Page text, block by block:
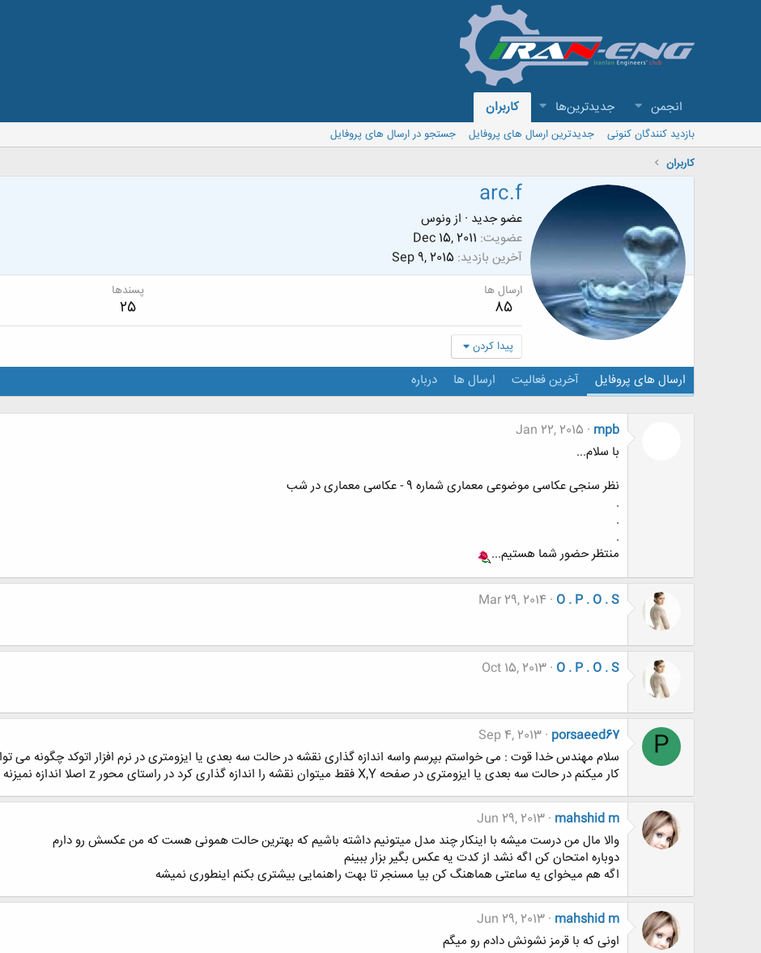
انجمن جدیدترین‌ها کاربران
بازدید کنندگان کنونی جدیدترین ارسال های پروفایل
جستجو در ارسال های پروفایل
کاربران
arc.f
عضو جدید · ازونوس
عضویت Dec 15, 2011
آخرین بازدید Sep 9, 2015
ارسال ها
85
پسندها
25
پیدا کردن
ارسال های پروفایل آخرین فعالیت ارسال ها درباره
mpb
Jan 22, 2015
با سلام...
نظر سنجی عکاسی موضوعی معماری شماره 9 - عکاسی معماری در شب
.
.
.
منتظر حضور شما هستیم...
O . P . O . S
Mar 29, 2014
O . P . O . S
Oct 15, 2013
P
porsaeed67
Sep 4, 2013
کار میکنم در حالت سه بعدی یا ایزومتری در صفحه X,Y فقط میتوان نقشه را اندازه گذاری کرد در راستای محور z اصلا اندازه نمیزنه اتوکد . ممنون میشم کمکم کنید .
mahshid m
Jun 29, 2013
والا مال من درست میشه با اینکار چند مدل میتونیم داشته باشیم که بهترین حالت همونی هست که من عکسش رو دارم
دوباره امتحان کن اگه نشد از کدت یه عکس بگیر بزار ببینم
اگه هم میخوای یه ساعتی هماهنگ کن بیا مسنجر تا بهت راهنمایی بیشتری بکنم اینطوری نمیشه
mahshid m
Jun 29, 2013
اونی که با قرمز نشونش دادم رو میگم